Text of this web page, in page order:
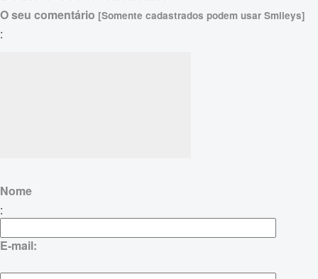
O seu comentário [Somente cadastrados podem usar Smileys]
:
Nome
:
E-mail: